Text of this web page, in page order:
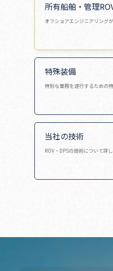
所有船舶・管理
オフショアエンジニアリング
特殊装備
特別な業務を遂行するための
当社の技術
ROV・DPSの技術について詳